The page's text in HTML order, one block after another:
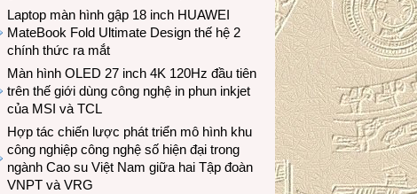
Laptop màn hình gập 18 inch HUAWEI
MateBook Fold Ultimate Design thế hệ 2
chính thức ra mắt
Màn hình OLED 27 inch 4K 120Hz đầu tiên
trên thế giới dùng công nghệ in phun inkjet
của MSI và TCL
Hợp tác chiến lược phát triển mô hình khu
công nghiệp công nghệ số hiện đại trong
ngành Cao su Việt Nam giữa hai Tập đoàn
VNPT và VRG